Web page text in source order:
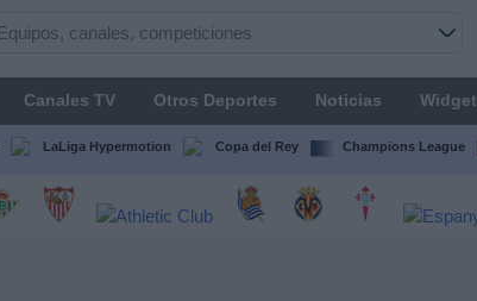
Canales TV Otros Deportes Noticias Widget
LaLiga Hypermotion Copa del Rey Champions League